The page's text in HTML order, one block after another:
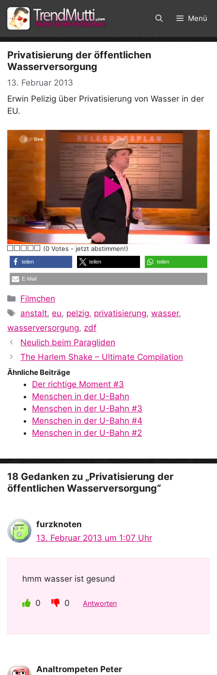
Zum
Inhalt
springen
Menü
Privatisierung der öffentlichen
Wasserversorgung
13. Februar 2013
Erwin Pelizig über Privatisierung von Wasser in der
EU.
P
l
a
y
V
i
d
e
o
(0 Votes - jetzt abstimmen!)
teilen teilen teilen
E-Mail
Kategorien
Filmchen
Schlagwörter
anstalt,eu, pelzig, privatisierung,wasser,
wasserversorgung, zdf
Neulich beim Paragliden
The Harlem Shake – Ultimate Compilation
Ähnliche Beiträge
Der richtige Moment #3
Menschen in der U-Bahn
Menschen in der U-Bahn #3
Menschen in der U-Bahn #4
Menschen in der U-Bahn #2
18 Gedanken zu „Privatisierung der
öffentlichen Wasserversorgung“
furzknoten
13. Februar 2013 um 1:07 Uhr
hmm wasser ist gesund
0 0 Antworten
Analtrompeten Peter